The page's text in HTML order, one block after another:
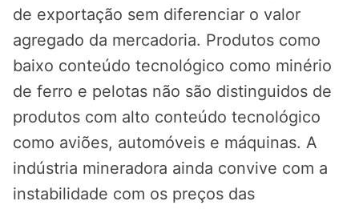
de exportação sem diferenciar o valor
agregado da mercadoria. Produtos como
baixo conteúdo tecnológico como minério
de ferro e pelotas não são distinguidos de
produtos com alto conteúdo tecnológico
como aviões, automóveis e máquinas. A
indústria mineradora ainda convive com a
instabilidade com os preços das